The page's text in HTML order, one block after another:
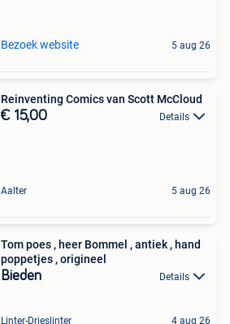
Bezoek website 5 aug 26
Reinventing Comics van Scott McCloud
€ 15,00 Details
Aalter 5 aug 26
Tom poes , heer Bommel , antiek , hand
poppetjes , origineel
Bieden Details
Linter-Drieslinter 4 aug 26